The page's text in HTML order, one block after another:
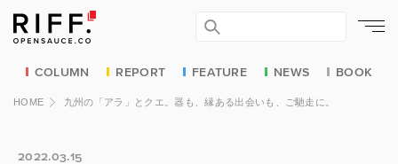
COLUMN REPORT FEATURE NEWS BOOK
HOME 九州の「アラ」とクエ。器も、縁ある出会いも、ご馳走に。
2022.03.15